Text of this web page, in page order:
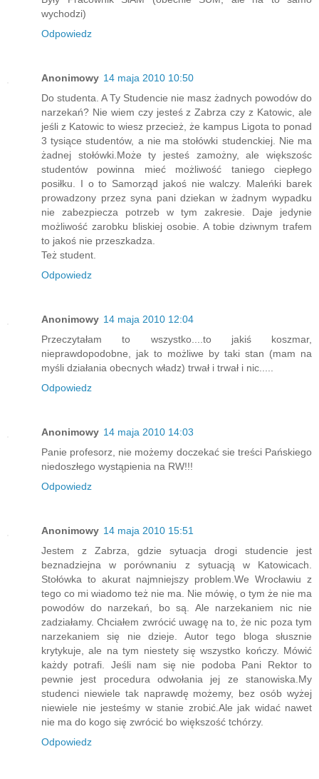
wychodzi)
Odpowiedz
Anonimowy 14 maja 2010 10:50
Do studenta. A Ty Studencie nie masz żadnych powodów do
narzekań? Nie wiem czy jesteś z Zabrza czy z Katowic, ale
jeśli z Katowic to wiesz przecież, że kampus Ligota to ponad
3 tysiące studentów, a nie ma stołówki studenckiej. Nie ma
żadnej stołówki.Może ty jesteś zamożny, ale większośc
studentów powinna mieć możliwość taniego ciepłego
posiłku. I o to Samorząd jakoś nie walczy. Maleńki barek
prowadzony przez syna pani dziekan w żadnym wypadku
nie zabezpiecza potrzeb w tym zakresie. Daje jedynie
możliwość zarobku bliskiej osobie. A tobie dziwnym trafem
to jakoś nie przeszkadza.
Też student.
Odpowiedz
Anonimowy 14 maja 2010 12:04
Przeczytałam to wszystko....to jakiś koszmar,
nieprawdopodobne, jak to możliwe by taki stan (mam na
myśli działania obecnych władz) trwał i trwał i nic.....
Odpowiedz
Anonimowy 14 maja 2010 14:03
Panie profesorz, nie możemy doczekać sie treści Pańskiego
niedoszłego wystąpienia na RW!!!
Odpowiedz
Anonimowy 14 maja 2010 15:51
Jestem z Zabrza, gdzie sytuacja drogi studencie jest
beznadziejna w porównaniu z sytuacją w Katowicach.
Stołówka to akurat najmniejszy problem.We Wrocławiu z
tego co mi wiadomo też nie ma. Nie mówię, o tym że nie ma
powodów do narzekań, bo są. Ale narzekaniem nic nie
zadziałamy. Chciałem zwrócić uwagę na to, że nic poza tym
narzekaniem się nie dzieje. Autor tego bloga słusznie
krytykuje, ale na tym niestety się wszystko kończy. Mówić
każdy potrafi. Jeśli nam się nie podoba Pani Rektor to
pewnie jest procedura odwołania jej ze stanowiska.My
studenci niewiele tak naprawdę możemy, bez osób wyżej
niewiele nie jesteśmy w stanie zrobić.Ale jak widać nawet
nie ma do kogo się zwrócić bo większość tchórzy.
Odpowiedz